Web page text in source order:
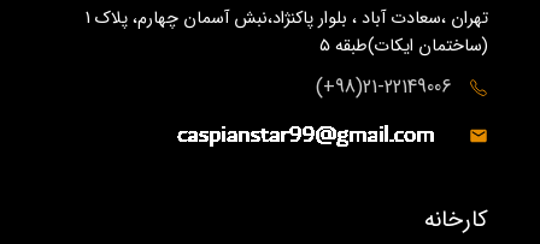
تهران ،سعادت آباد ، بلوار پاکنژاد،نبش آسمان چهارم، پلاک 1
(ساختمان ايكات)طبقه ٥
21-22149006(98+)
کارخانه